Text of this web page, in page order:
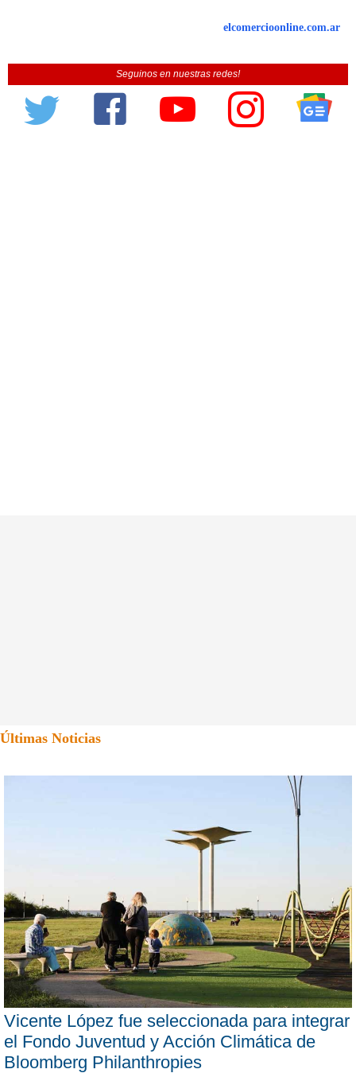
elcomercioonline.com.ar
Seguinos en nuestras redes!
Últimas Noticias
Vicente López fue seleccionada para integrar
el Fondo Juventud y Acción Climática de
Bloomberg Philanthropies